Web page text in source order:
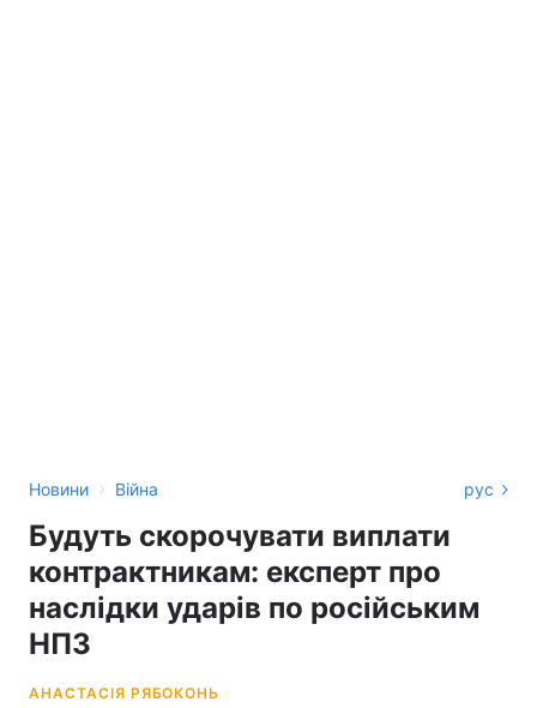
Новини › Війна рус
Будуть скорочувати виплати
контрактникам: експерт про
наслідки ударів по російським
НПЗ
АНАСТАСІЯ РЯБОКОНЬ